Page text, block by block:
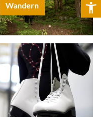
Wandern